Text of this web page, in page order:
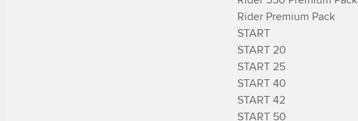
Rider Premium Pack
START
START 20
START 25
START 40
START 42
START 50